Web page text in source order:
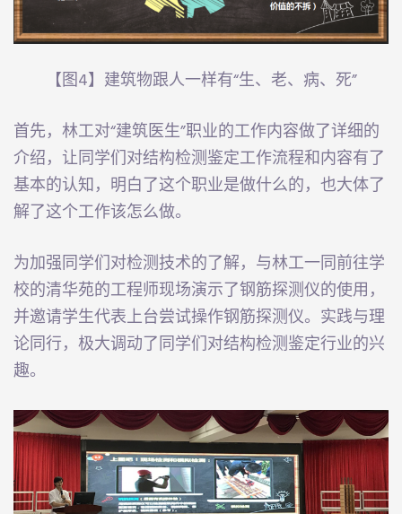
【图4】建筑物跟人一样有“生、老、病、死”
首先，林工对“建筑医生”职业的工作内容做了详细的
介绍，让同学们对结构检测鉴定工作流程和内容有了
基本的认知，明白了这个职业是做什么的，也大体了
解了这个工作该怎么做。
为加强同学们对检测技术的了解，与林工一同前往学
校的清华苑的工程师现场演示了钢筋探测仪的使用，
并邀请学生代表上台尝试操作钢筋探测仪。实践与理
论同行，极大调动了同学们对结构检测鉴定行业的兴
趣。